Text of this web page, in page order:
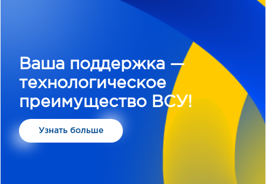
Ваша поддержка —
технологическое
преимущество ВСУ!
Узнать больше